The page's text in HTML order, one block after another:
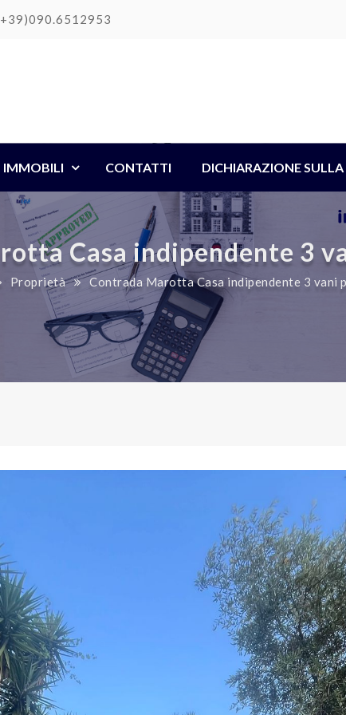
IMMOBILI CONTATTI DICHIARAZIONE SULLA
Casa indipendente 3
Proprietà Contrada Marotta Casa indipendente 3 vani